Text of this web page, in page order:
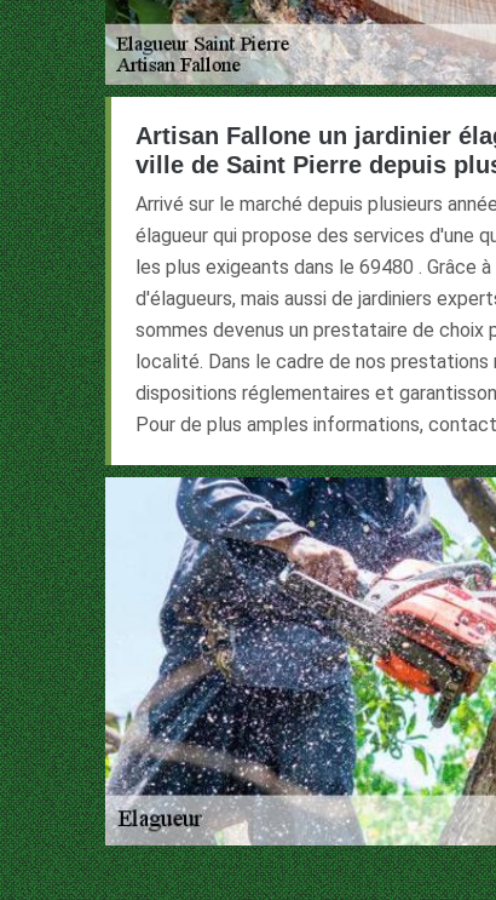
Artisan Fallone un jardinier
ville de Saint Pierre depuis
Arrivé sur le marché depuis plusieurs
élagueur qui propose des services d'une
les plus exigeants dans le 69480 . Grâce
d'élagueurs, mais aussi de jardiniers
sommes devenus un prestataire de
localité. Dans le cadre de nos
dispositions réglementaires et
Pour de plus amples informations,